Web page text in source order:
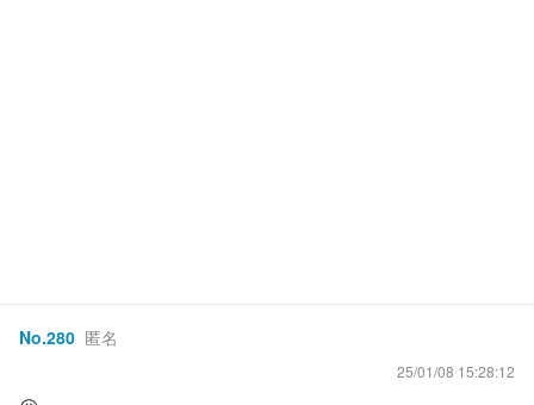
No.280 匿名
25/01/08 15:28:12